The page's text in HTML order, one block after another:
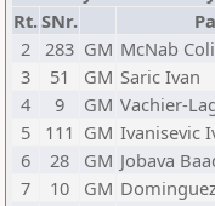
Rt.SNr.
2
283 GM McNab
3
51 GM Saric Ivan
4
9 GM Vachier-
5
111 GM Ivanisevic
6
28 GM Jobava
7
10 GM